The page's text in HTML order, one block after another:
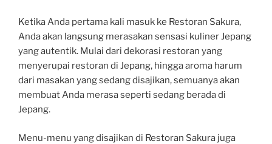
Ketika Anda pertama kali masuk ke Restoran Sakura,
Anda akan langsung merasakan sensasi kuliner Jepang
yang autentik. Mulai dari dekorasi restoran yang
menyerupai restoran di Jepang, hingga aroma harum
dari masakan yang sedang disajikan, semuanya akan
membuat Anda merasa seperti sedang berada di
Jepang.
Menu-menu yang disajikan di Restoran Sakura juga